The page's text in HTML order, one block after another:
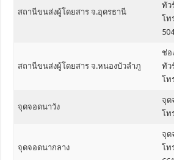
สถานีขนส่งผู้โดยสาร จ.อุดรธานี
ทัว
โท
สถานีขนส่งผู้โดยสาร จ.หนองบัวลำภู
ช่อ
ทัว
โท
จุดจอดนาวัง
จุด
โท
จุดจอดนากลาง
จุด
โท